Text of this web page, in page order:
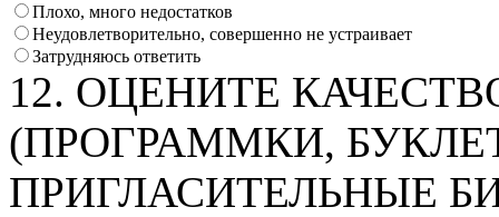
Плохо, много недостатков
Неудовлетворительно, совершенно не устраивает
Затрудняюсь ответить
12. ОЦЕНИТЕ
(ПРОГРАММКИ,
ПРИГЛАСИТЕЛЬНЫЕ